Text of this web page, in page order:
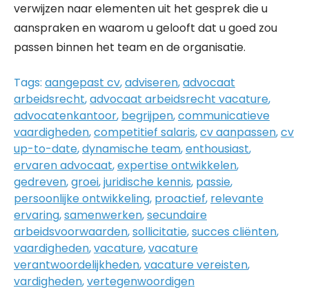
verwijzen naar elementen uit het gesprek die u
aanspraken en waarom u gelooft dat u goed zou
passen binnen het team en de organisatie.
Tags: aangepast cv,adviseren,advocaat
arbeidsrecht,advocaat arbeidsrecht vacature,
advocatenkantoor, begrijpen,communicatieve
vaardigheden,competitief salaris,cv aanpassen,cv
up-to-date,dynamische team,enthousiast,
ervaren advocaat,expertise ontwikkelen,
gedreven,groei,juridische kennis, passie,
persoonlijke ontwikkeling, proactief, relevante
ervaring,samenwerken,secundaire
arbeidsvoorwaarden,sollicitatie,succes cliënten,
vaardigheden,vacature,vacature
verantwoordelijkheden,vacature vereisten,
vardigheden,vertegenwoordigen